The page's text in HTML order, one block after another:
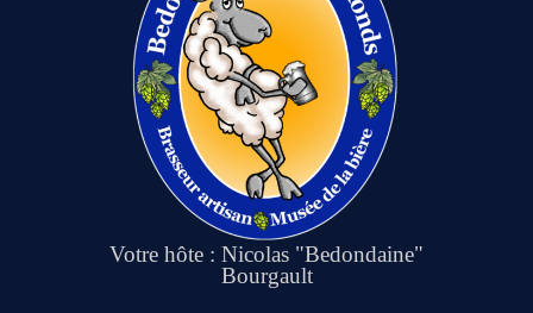
Votre hôte : Nicolas "Bedondaine"
Bourgault